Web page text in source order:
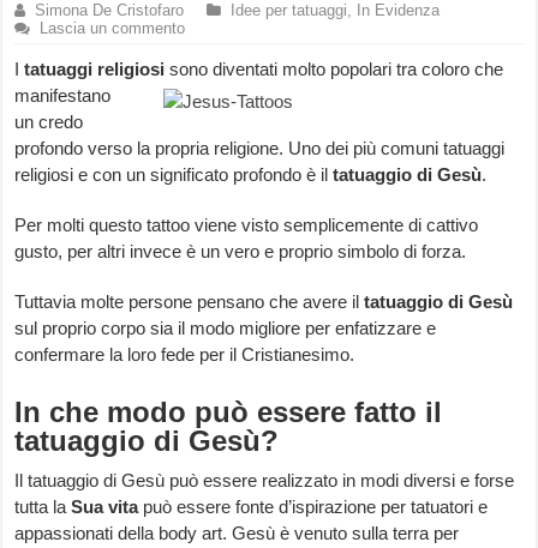
Simona De Cristofaro Idee per tatuaggi,
In Evidenza
Lascia un commento
Itatuaggi religiosi sono diventati molto popolari tra coloro che
manifestano
un credo
profondo verso la propria religione. Uno dei più comuni tatuaggi
religiosi e con un significato profondo è iltatuaggio di Gesù.
Per molti questo tattoo viene visto semplicemente di cattivo
gusto, per altri invece è un vero e proprio simbolo di forza.
Tuttavia molte persone pensano che avere iltatuaggio di Gesù
sul proprio corpo sia il modo migliore per enfatizzare e
confermare la loro fede per il Cristianesimo.
In che modo può essere fatto il
tatuaggio di Gesù?
Il tatuaggio di Gesù può essere realizzato in modi diversi e forse
tutta laSua vitapuò essere fonte d’ispirazione per tatuatori e
appassionati della body art. Gesù è venuto sulla terra per